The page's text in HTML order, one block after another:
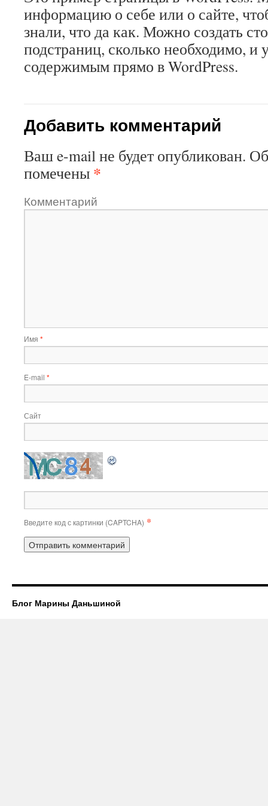
информацию о себе или о сайте,
знали, что да как. Можно создать
подстраниц, сколько необходимо, и
содержимым прямо в WordPress.
Добавить комментарий
Ваш e-mail не будет опубликован.
помечены *
Комментарий
Имя *
E-mail *
Сайт
Введите код с картинки (CAPTCHA) *
Блог Марины Даньшиной